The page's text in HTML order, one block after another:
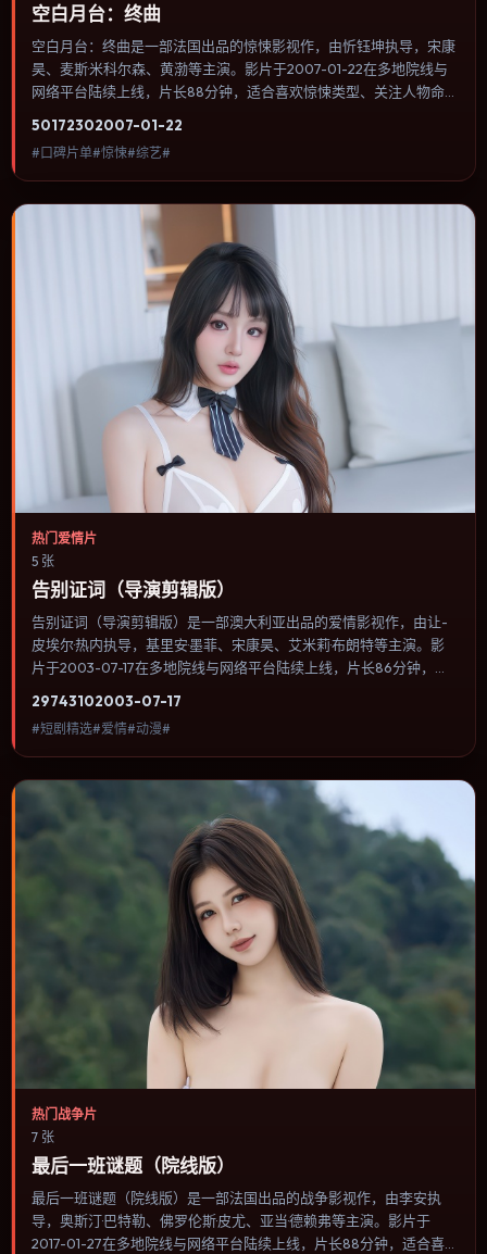
空白月台：终曲
空白月台：终曲是一部法国出品的惊悚影视作，由忻钰坤执导，宋康
昊、麦斯·米科尔森、黄渤等主演。影片于2007-01-22在多地院线与
网络平台陆续上线，片长88分钟，适合喜欢惊悚类型、关注人物命
言统一，可作为休闲观影或类型片补片的选择。
50172302007-01-22
#口碑片单#惊悚#综艺#
热门爱情片
5 张
告别证词（导演剪辑版）
告别证词（导演剪辑版）是一部澳大利亚出品的爱情影视作，由让-
皮埃尔·热内执导，基里安·墨菲、宋康昊、艾米莉·布朗特等主演。影
片于2003-07-17在多地院线与网络平台陆续上线，片长86分钟，适
物选择与情节推进，节奏与视听语言统一，可作为休闲观影或类型片
补片的选择。
29743102003-07-17
#短剧精选#爱情#动漫#
热门战争片
7 张
最后一班谜题（院线版）
最后一班谜题（院线版）是一部法国出品的战争影视作，由李安执
导，奥斯汀·巴特勒、佛罗伦斯·皮尤、亚当·德赖弗等主演。影片于
2017-01-27在多地院线与网络平台陆续上线，片长88分钟，适合喜